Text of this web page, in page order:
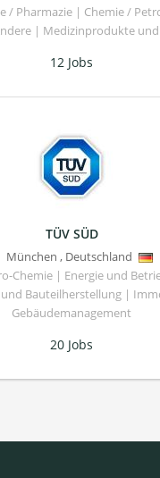
/ Pharmazie | Chemie /
| Medizinprodukte
12 Jobs
TÜV SÜD
München , Deutschland
Chemie | Energie und
Bauteilherstellung |
Gebäudemanagement
20 Jobs